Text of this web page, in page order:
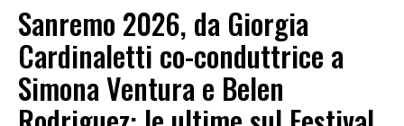
Sanremo 2026, da Giorgia
Cardinaletti co-conduttrice a
Simona Ventura e Belen